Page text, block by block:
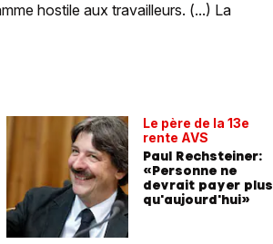
hostile aux travailleurs. (...) La
Le père de la 13e
rente AVS
Paul Rechsteiner:
«Personne ne
devrait payer plus
qu'aujourd'hui»